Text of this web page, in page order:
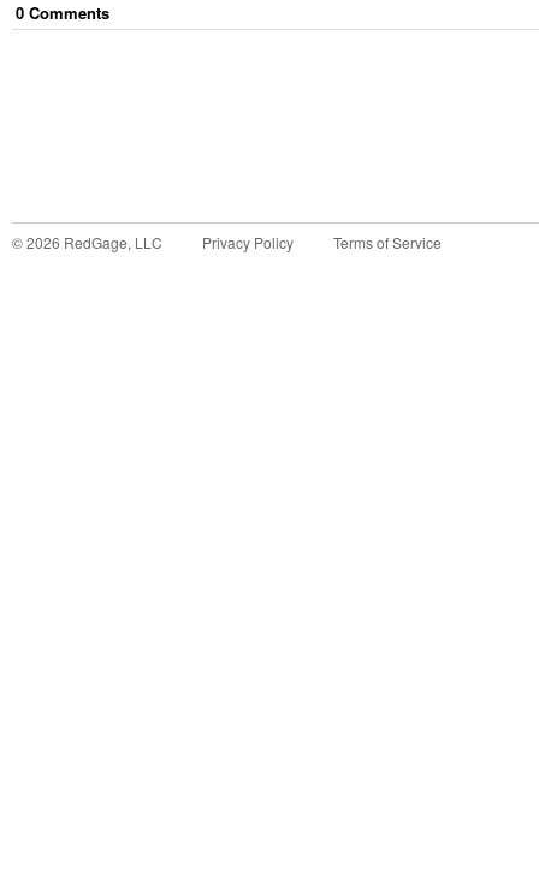
0 Comments
©2026 RedGage, LLC Privacy Policy Terms of Service